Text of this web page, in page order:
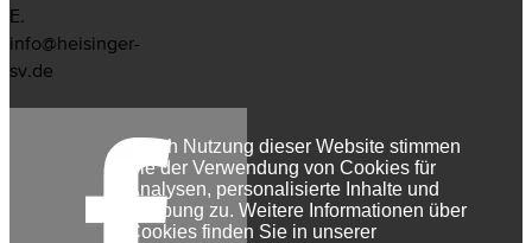
E.
info@heisinger-
sv.de
Durch Nutzung dieser Website stimmen
Sie der Verwendung von Cookies für
Analysen, personalisierte Inhalte und
Werbung zu. Weitere Informationen über
Cookies finden Sie in unserer